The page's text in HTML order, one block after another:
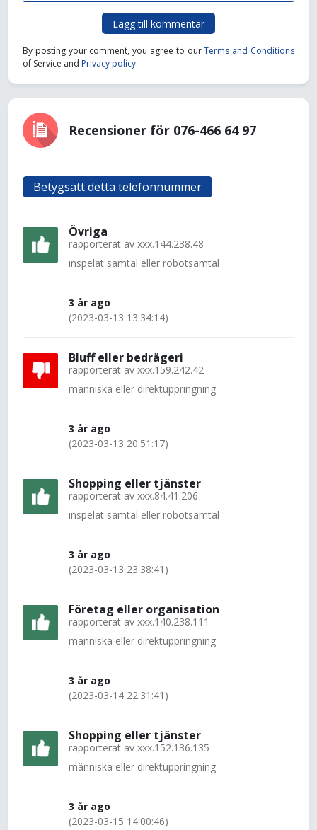
Lägg till kommentar
By posting your comment, you agree to ourTerms and Conditions
of Service and Privacy policy.
Recensioner för 076-466 64 97
Betygsätt detta telefonnummer
Övriga
rapporterat av xxx.144.238.48
inspelat samtal eller robotsamtal
3 år ago
(2023-03-13 13:34:14)
Bluff eller bedrägeri
rapporterat av xxx.159.242.42
människa eller direktuppringning
3 år ago
(2023-03-13 20:51:17)
Shopping eller tjänster
rapporterat av xxx.84.41.206
inspelat samtal eller robotsamtal
3 år ago
(2023-03-13 23:38:41)
Företag eller organisation
rapporterat av xxx.140.238.111
människa eller direktuppringning
3 år ago
(2023-03-14 22:31:41)
Shopping eller tjänster
rapporterat av xxx.152.136.135
människa eller direktuppringning
3 år ago
(2023-03-15 14:00:46)